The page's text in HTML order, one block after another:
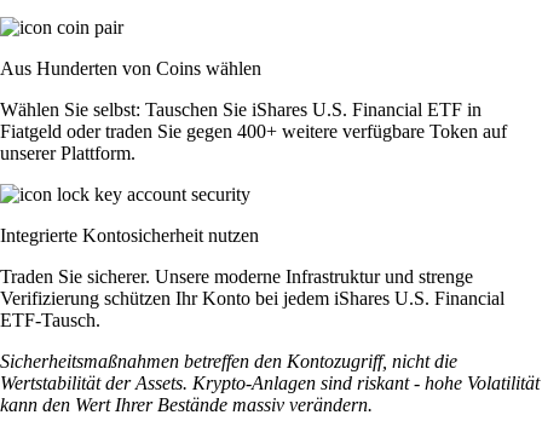
Aus Hunderten von Coins wählen
Wählen Sie selbst: Tauschen Sie iShares U.S. Financial ETF in
Fiatgeld oder traden Sie gegen 400+ weitere verfügbare Token auf
unserer Plattform.
Integrierte Kontosicherheit nutzen
Traden Sie sicherer. Unsere moderne Infrastruktur und strenge
Verifizierung schützen Ihr Konto bei jedem iShares U.S. Financial
ETF-Tausch.
Sicherheitsmaßnahmen betreffen den Kontozugriff, nicht die
Wertstabilität der Assets. Krypto-Anlagen sind riskant - hohe Volatilität
kann den Wert Ihrer Bestände massiv verändern.